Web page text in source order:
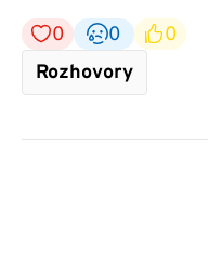
0
0
0
Rozhovory